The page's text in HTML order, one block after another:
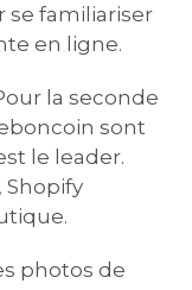
se familiariser
en ligne.
la seconde
sont
le leader.
photos de